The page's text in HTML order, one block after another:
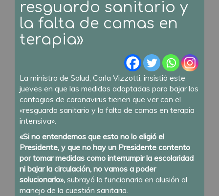
resguardo sanitario y
la falta de camas en
terapia»
La ministra de Salud, Carla Vizzotti, insistió este
jueves en que las medidas adoptadas para bajar los
contagios de coronavirus tienen que ver con el
«resguardo sanitario y la falta de camas en terapia
intensiva».
«Si no entendemos que esto no lo eligió el
Presidente, y que no hay un Presidente contento
por tomar medidas como interrumpir la escolaridad
ni bajar la circulación, no vamos a poder
solucionarlo», subrayó la funcionaria en alusión al
manejo de la cuestión sanitaria.